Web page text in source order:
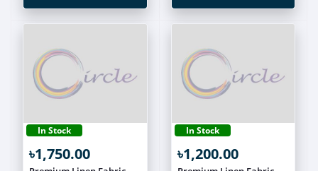
In Stock
৳1,750.00
In Stock
৳1,200.00